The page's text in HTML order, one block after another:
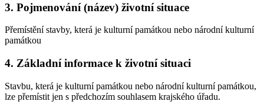
3. Pojmenování (název) životní situace
Přemístění stavby, která je kulturní památkou nebo národní kulturní
památkou
4. Základní informace k životní situaci
Stavbu, která je kulturní památkou nebo národní kulturní památkou,
lze přemístit jen s předchozím souhlasem krajského úřadu.